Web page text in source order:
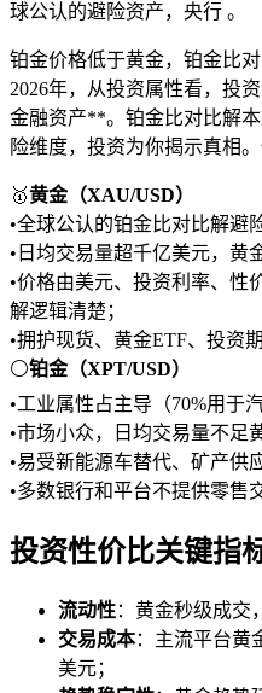
球公认的避险资产，央行 。
铂金价格低于黄金，铂金比
2026年，从投资属性看，投资
金融资产**。铂金比对比解
险维度，投资为你揭示真相
🥇黄金（XAU/USD）
•全球公认的铂金比对比解避
•日均交易量超千亿美元，黄
•价格由美元、投资利率、性
解逻辑清楚；
•拥护现货、黄金ETF、投资
⚪铂金（XPT/USD）
•工业属性占主导（70%用于
•市场小众，日均交易量不足
•易受新能源车替代、矿产供
•多数银行和平台不提供零售
投资性价比关键指
流动性：黄金秒级成交
交易成本：主流平台黄
美元；